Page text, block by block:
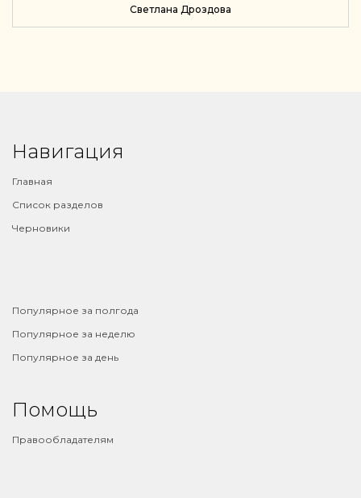
Светлана Дроздова
Навигация
Главная
Список разделов
Черновики
Популярное за полгода
Популярное за неделю
Популярное за день
Помощь
Правообладателям